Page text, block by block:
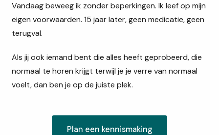
Vandaag beweeg ik zonder beperkingen. Ik leef op mijn
eigen voorwaarden. 15 jaar later, geen medicatie, geen
terugval.
Als jij ook iemand bent die alles heeft geprobeerd, die
normaal te horen krijgt terwijl je je verre van normaal
voelt, dan ben je op de juiste plek.
Plan een kennismaking